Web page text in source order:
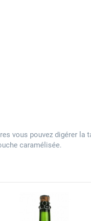
vous pouvez digérer la
caramélisée.